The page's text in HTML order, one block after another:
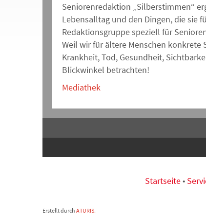
Seniorenredaktion „Silberstimmen“
Lebensalltag und den Dingen, die sie
Redaktionsgruppe speziell für
Weil wir für ältere Menschen
Krankheit, Tod, Gesundheit,
Blickwinkel betrachten!
Mediathek
Startseite•
Erstellt durch ATURIS.